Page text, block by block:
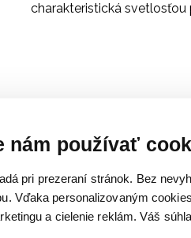
charakteristická svetlosťou
nám používať
pri prezeraní stránok. Bez
Vďaka personalizovaným
a cielenie reklám. Váš